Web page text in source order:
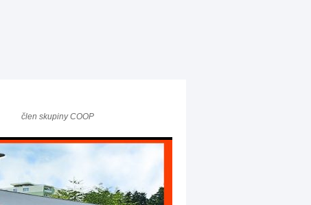
člen skupiny COOP